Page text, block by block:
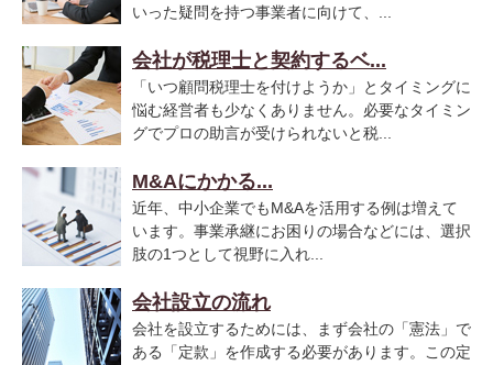
いった疑問を持つ事業者に向けて、...
会社が税理士と契約するベ...
「いつ顧問税理士を付けようか」とタイミングに
悩む経営者も少なくありません。必要なタイミン
グでプロの助言が受けられないと税...
M&Aにかかる...
近年、中小企業でもM&Aを活用する例は増えて
います。事業承継にお困りの場合などには、選択
肢の1つとして視野に入れ...
会社設立の流れ
会社を設立するためには、まず会社の「憲法」で
ある「定款」を作成する必要があります。この定